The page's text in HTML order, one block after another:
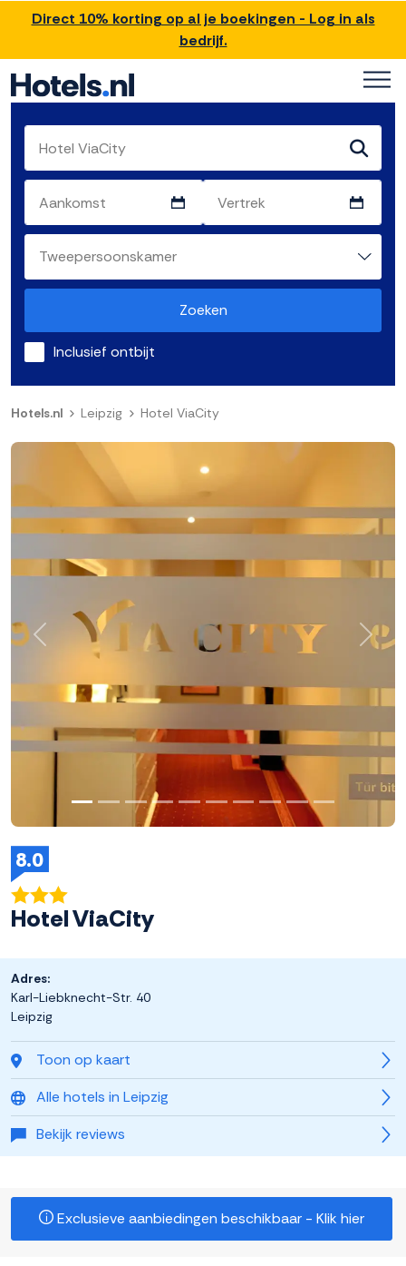
Direct 10% korting op al je boekingen - Log in als
bedrijf.
Zoeken
Inclusief ontbijt
Hotels.nl Leipzig Hotel ViaCity
8.0
Hotel ViaCity
Toon op kaart
Alle hotels in Leipzig
Bekijk reviews
Adres:
Karl-Liebknecht-Str. 40
Leipzig
Exclusieve aanbiedingen beschikbaar - Klik hier